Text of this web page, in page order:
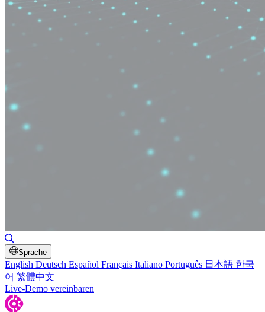
Sprache
English Deutsch Español Français Italiano Português 日本語 한국
어 繁體中文
Live-Demo vereinbaren